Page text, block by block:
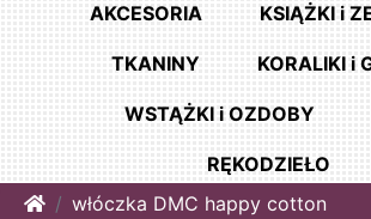
AKCESORIA KSIĄŻKI i
TKANINY KORALIKI i
WSTĄŻKI i OZDOBY
RĘKODZIEŁO
Homewłóczka DMC happy cotton